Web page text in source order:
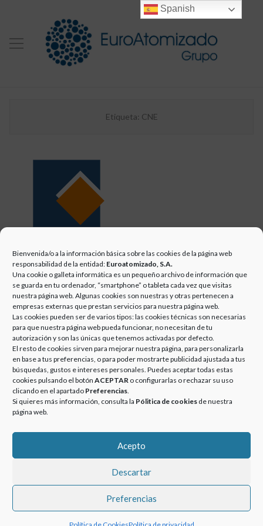
Bienvenida/o a la información básica sobre las cookies de la página web
responsabilidad de la entidad: Euroatomizado, S.A.
Una cookie o galleta informática es un pequeño archivo de información que
se guarda en tu ordenador, “smartphone” o tableta cada vez que visitas
nuestra página web. Algunas cookies son nuestras y otras pertenecen a
empresas externas que prestan servicios para nuestra página web.
Las cookies pueden ser de varios tipos: las cookies técnicas son necesarias
para que nuestra página web pueda funcionar, no necesitan de tu
autorización y son las únicas que tenemos activadas por defecto.
El resto de cookies sirven para mejorar nuestra página, para personalizarla
en base a tus preferencias, o para poder mostrarte publicidad ajustada a tus
búsquedas, gustos e intereses personales. Puedes aceptar todas estas
cookies pulsando el botón ACEPTAR o configurarlas o rechazar su uso
clicando en el apartado Preferencias.
Si quieres más información, consulta la Pólitica de cookies de nuestra
página web.
Acepto
Descartar
Preferencias
Etiqueta: CNE
GRUPO
EUROATOMIZADO:
EMPRESA
RESPONSABLE Y
COMPROMETIDA
CON EL MEDIO
AMBIENTE –
12/09/2013
Posted
on
13 septiembre, 2018 Categories
Noticias
En GRUPO EUROATOMIZADO,
tenemos el firme compromiso de
reducir nuestras emisiones de
CO2 y así hacer uso de un consumo
…
GRUPO EUROATOMIZADO: EMPRESA RESPONSABLE Y
© 2020-2023 GRUPOEUROATOMIZADO. Todos los derechos
reservados.
Spanish